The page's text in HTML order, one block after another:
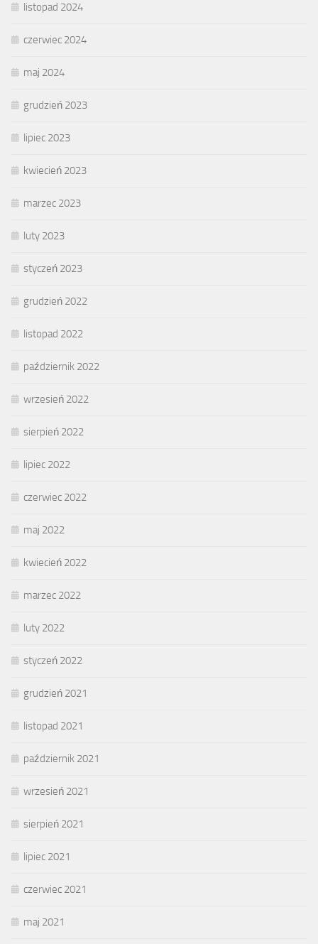
listopad 2024
czerwiec 2024
maj 2024
grudzień 2023
lipiec 2023
kwiecień 2023
marzec 2023
luty 2023
styczeń 2023
grudzień 2022
listopad 2022
październik 2022
wrzesień 2022
sierpień 2022
lipiec 2022
czerwiec 2022
maj 2022
kwiecień 2022
marzec 2022
luty 2022
styczeń 2022
grudzień 2021
listopad 2021
październik 2021
wrzesień 2021
sierpień 2021
lipiec 2021
czerwiec 2021
maj 2021